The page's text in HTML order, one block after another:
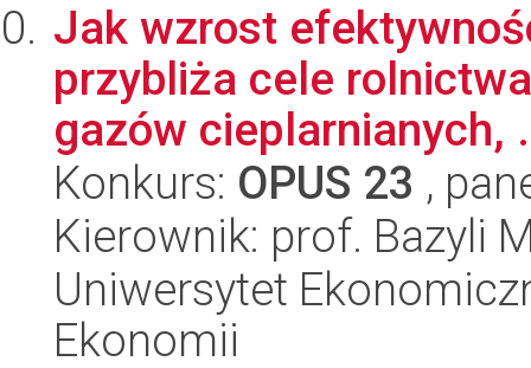
Jak wzrost
przybliża cele
gazów cieplarnianych,
Konkurs: OPUS 23 ,
Kierownik: prof. Bazyli
Uniwersytet
Ekonomii